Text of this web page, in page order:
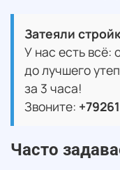
Затеяли
У нас есть всё:
до лучшего
за 3 часа!
Звоните:
Часто